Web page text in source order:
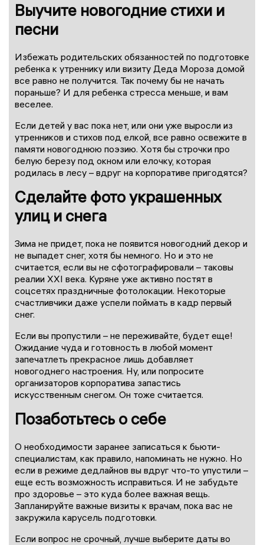
Выучите новогодние стихи и
песни
Избежать родительских обязанностей по подготовке
ребенка к утреннику или визиту Деда Мороза домой
все равно не получится. Так почему бы не начать
пораньше? И для ребенка стресса меньше, и вам
веселее.
Если детей у вас пока нет, или они уже выросли из
утренников и стихов под елкой, все равно освежите в
памяти новогоднюю поэзию. Хотя бы строчки про
белую березу под окном или елочку, которая
родилась в лесу – вдруг на корпоративе пригодятся?
Сделайте фото украшенных
улиц и снега
Зима не придет, пока не появится новогодний декор и
не выпадет снег, хотя бы немного. Но и это не
считается, если вы не сфотографировали – таковы
реалии XXI века. Куряне уже активно постят в
соцсетях праздничные фотолокации. Некоторые
счастливчики даже успели поймать в кадр первый
снег.
Если вы пропустили – не переживайте, будет еще!
Ожидание чуда и готовность в любой момент
запечатлеть прекрасное лишь добавляет
новогоднего настроения. Ну, или попросите
организаторов корпоратива запастись
искусственным снегом. Он тоже считается.
Позаботьтесь о себе
О необходимости заранее записаться к бьюти-
специалистам, как правило, напоминать не нужно. Но
если в режиме дедлайнов вы вдруг что-то упустили –
еще есть возможность исправиться. И не забудьте
про здоровье – это куда более важная вещь.
Запланируйте важные визиты к врачам, пока вас не
закружила карусель подготовки.
Если вопрос не срочный, лучше выберите даты во